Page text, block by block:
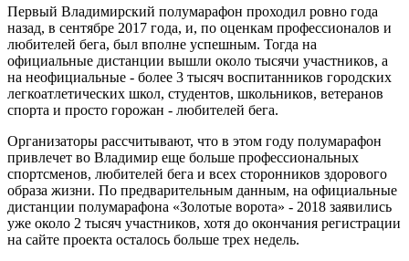
Первый Владимирский полумарафон проходил ровно года
назад, в сентябре 2017 года, и, по оценкам профессионалов и
любителей бега, был вполне успешным. Тогда на
официальные дистанции вышли около тысячи участников, а
на неофициальные - более 3 тысяч воспитанников городских
легкоатлетических школ, студентов, школьников, ветеранов
спорта и просто горожан - любителей бега.
Организаторы рассчитывают, что в этом году полумарафон
привлечет во Владимир еще больше профессиональных
спортсменов, любителей бега и всех сторонников здорового
образа жизни. По предварительным данным, на официальные
дистанции полумарафона «Золотые ворота» - 2018 заявились
уже около 2 тысяч участников, хотя до окончания регистрации
на сайте проекта осталось больше трех недель.